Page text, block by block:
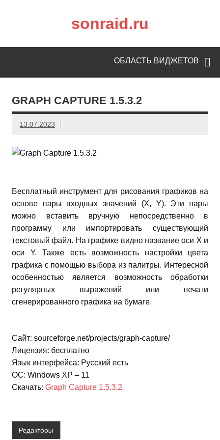
sonraid.ru
ОБЛАСТЬ ВИДЖЕТОВ
GRAPH CAPTURE 1.5.3.2
13.07.2023
Бесплатный инструмент для рисования графиков на
основе пары входных значений (X, Y). Эти пары
можно вставить вручную непосредственно в
программу или импортировать существующий
текстовый файл. На графике видно название оси X и
оси Y. Также есть возможность настройки цвета
графика с помощью выбора из палитры. Интересной
особенностью является возможность обработки
регулярных выражений или печати
сгенерированного графика на бумаге.
Сайт: sourceforge.net/projects/graph-capture/
Лицензия: бесплатно
Язык интерфейса: Русский есть
ОС: Windows XP – 11
Скачать: Graph Capture 1.5.3.2
Редакторы